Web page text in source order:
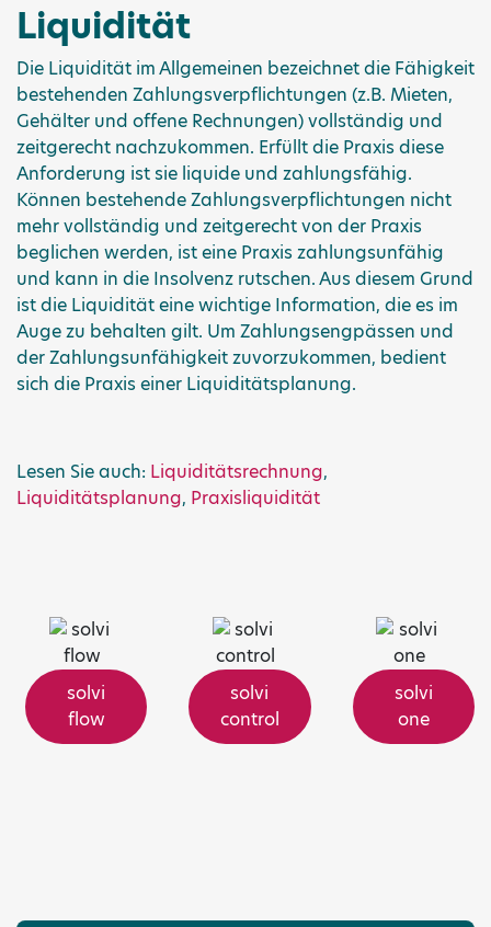
Liquidität
Die Liquidität im Allgemeinen bezeichnet die Fähigkeit
bestehenden Zahlungsverpflichtungen (z.B. Mieten,
Gehälter und offene Rechnungen) vollständig und
zeitgerecht nachzukommen. Erfüllt die Praxis diese
Anforderung ist sie liquide und zahlungsfähig.
Können bestehende Zahlungsverpflichtungen nicht
mehr vollständig und zeitgerecht von der Praxis
beglichen werden, ist eine Praxis zahlungsunfähig
und kann in die Insolvenz rutschen. Aus diesem Grund
ist die Liquidität eine wichtige Information, die es im
Auge zu behalten gilt. Um Zahlungsengpässen und
der Zahlungsunfähigkeit zuvorzukommen, bedient
sich die Praxis einer Liquiditätsplanung.
Lesen Sie auch: Liquiditätsrechnung,
Liquiditätsplanung, Praxisliquidität
solvi
flow
solvi
control
solvi
one